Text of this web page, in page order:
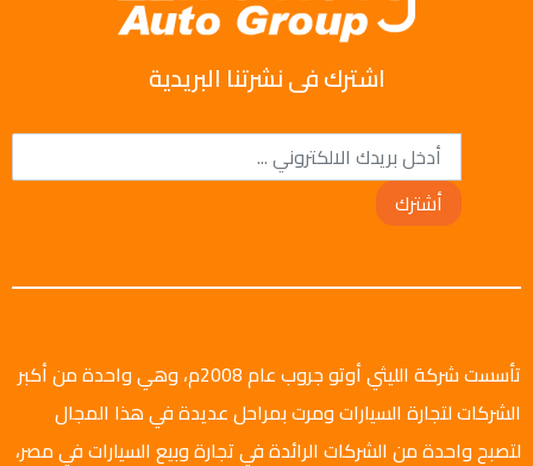
اشترك فى نشرتنا البريدية
أشترك
تأسست شركة الليثي أوتو جروب عام 2008م، وهي واحدة من أكبر
الشركات لتجارة السيارات ومرت بمراحل عديدة في هذا المجال
لتصبح واحدة من الشركات الرائدة في تجارة وبيع السيارات في مصر،